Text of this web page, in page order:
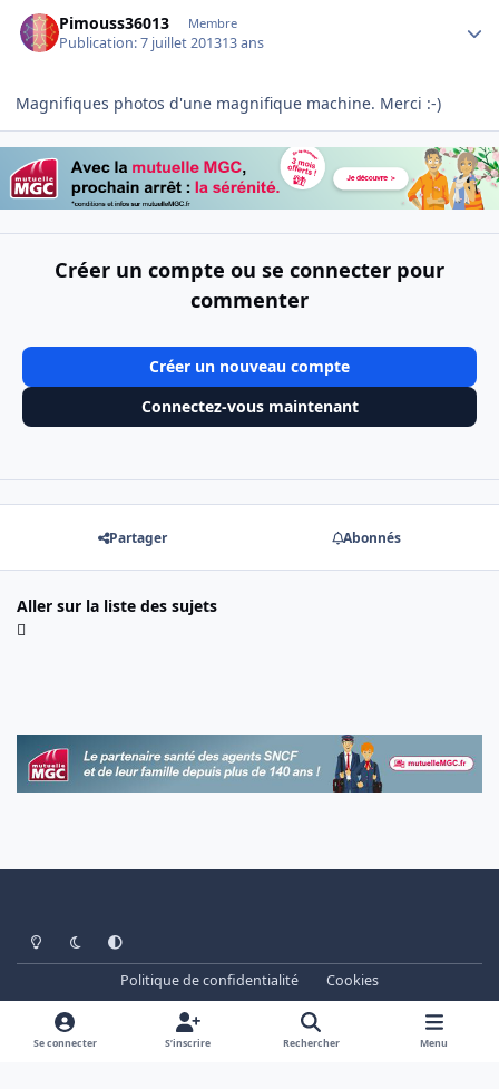
Pimouss36013 Membre
Publication:7 juillet 201313 ans
Magnifiques photos d'une magnifique machine. Merci :-)
Créer un compte ou se connecter pour
commenter
Créer un nouveau compte
Connectez-vous maintenant
Partager Abonnés
Aller sur la liste des sujets
Light ModeDark ModeSystem Preference
Politique de confidentialité
Cookies
www.cheminots.net - Forum Libre depuis 2003
Powered by
Invision Community
Se connecter S’inscrire Rechercher Menu